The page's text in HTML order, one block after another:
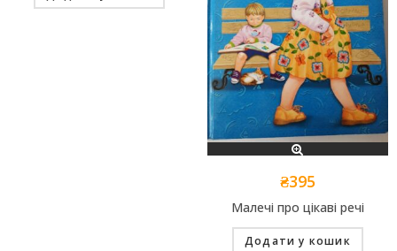
₴395
Малечі про цікаві речі
Додати у кошик